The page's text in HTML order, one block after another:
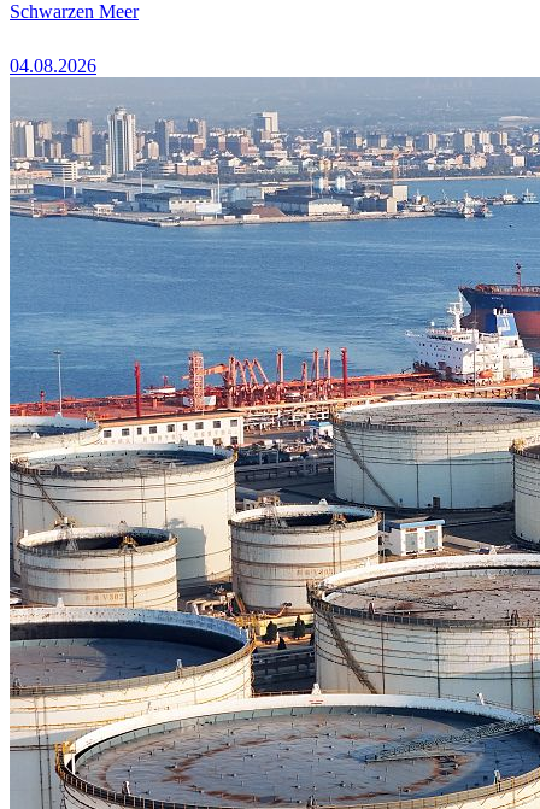
Schwarzen Meer
04.08.2026